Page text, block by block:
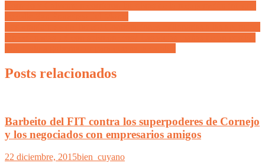
Posts relacionados
Barbeito del FIT contra los superpoderes de Cornejo
y los negociados con empresarios amigos
22 diciembre, 2015bien_cuyano